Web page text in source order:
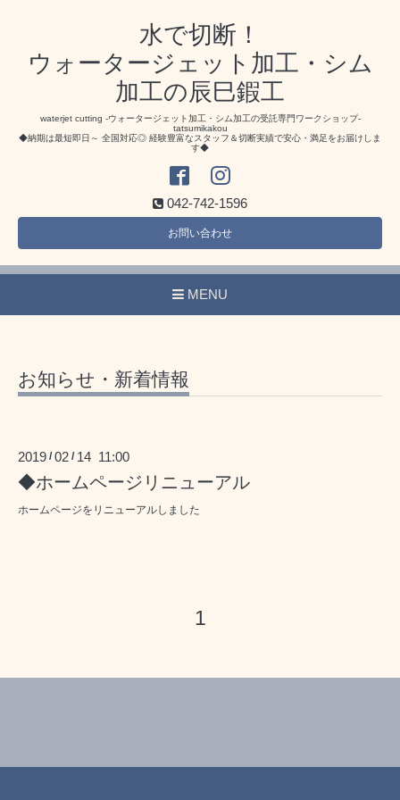
水で切断！
ウォータージェット加工・シム
加工の辰巳鍜工
waterjet cutting -ウォータージェット加工・シム加工の受託専門ワークショップ-
tatsumikakou
◆納期は最短即日～ 全国対応◎ 経験豊富なスタッフ＆切断実績で安心・満足をお届けしま
す◆
042-742-1596
お問い合わせ
MENU
お知らせ・新着情報
2019 /02 / 14 11:00
◆ホームページリニューアル
ホームページをリニューアルしました
1